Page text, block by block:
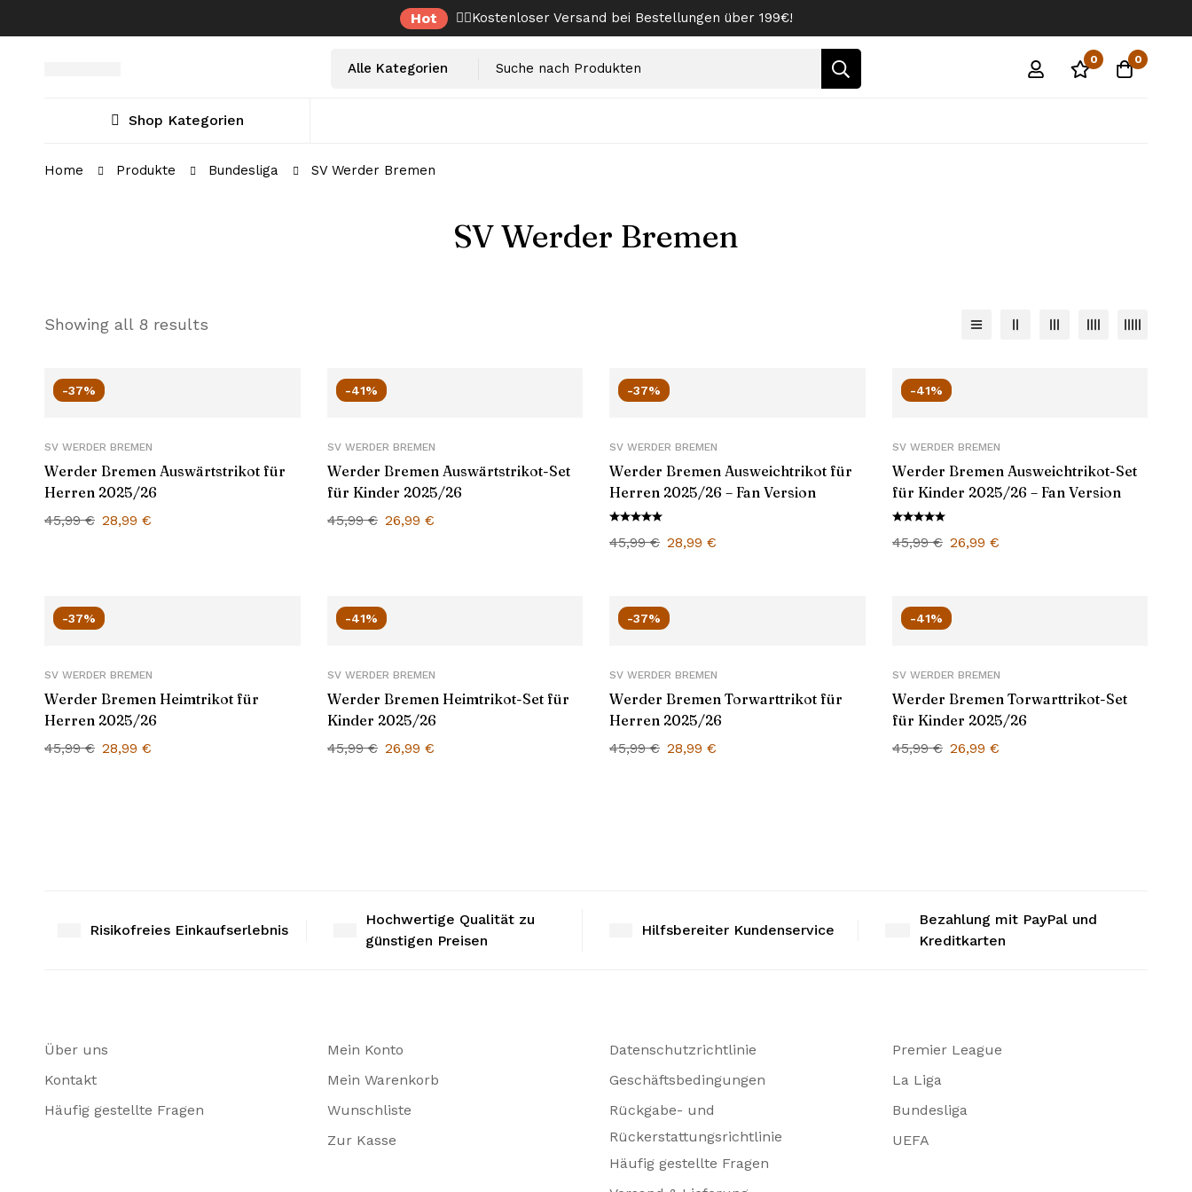
Hot ✌🏼Kostenloser Versand bei Bestellungen über 199€!
0 0
Shop Kategorien
Home Produkte Bundesliga SV Werder Bremen
SV Werder Bremen
Showing all 8 results
-37%
SV WERDER BREMEN
Werder Bremen Auswärtstrikot für
Herren 2025/26
45,99€ 28,99 €
-41%
SV WERDER BREMEN
Werder Bremen Auswärtstrikot-Set
für Kinder 2025/26
45,99€ 26,99 €
-37%
SV WERDER BREMEN
Werder Bremen Ausweichtrikot für
Herren 2025/26 – Fan Version
45,99€ 28,99 €
-41%
SV WERDER BREMEN
Werder Bremen Ausweichtrikot-Set
für Kinder 2025/26 – Fan Version
45,99€ 26,99 €
-37%
SV WERDER BREMEN
Werder Bremen Heimtrikot für
Herren 2025/26
45,99€ 28,99 €
-41%
SV WERDER BREMEN
Werder Bremen Heimtrikot-Set für
Kinder 2025/26
45,99€ 26,99 €
-37%
SV WERDER BREMEN
Werder Bremen Torwarttrikot für
Herren 2025/26
45,99€ 28,99 €
-41%
SV WERDER BREMEN
Werder Bremen Torwarttrikot-Set
für Kinder 2025/26
45,99€ 26,99 €
Risikofreies Einkaufserlebnis
Hochwertige Qualität zu
günstigen Preisen
Hilfsbereiter Kundenservice
Bezahlung mit PayPal und
Kreditkarten
Über uns
Kontakt
Häufig gestellte Fragen
Mein Konto
Mein Warenkorb
Wunschliste
Zur Kasse
Datenschutzrichtlinie
Geschäftsbedingungen
Rückgabe- und
Rückerstattungsrichtlinie
Häufig gestellte Fragen
Premier League
La Liga
Bundesliga
UEFA